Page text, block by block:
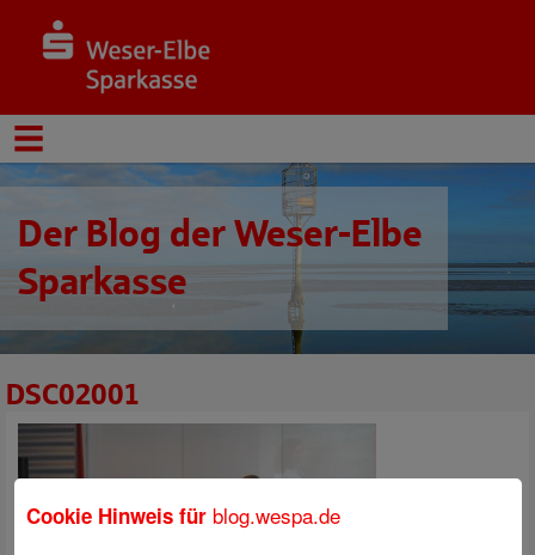
Der Blog der Weser-Elbe
Sparkasse
DSC02001
Cookie Hinweis für blog.wespa.de